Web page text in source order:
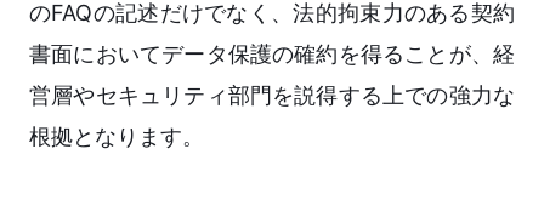
のFAQの記述だけでなく、法的拘束力のある契約
書面においてデータ保護の確約を得ることが、経
営層やセキュリティ部門を説得する上での強力な
根拠となります。